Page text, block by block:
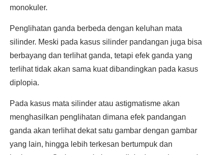
monokuler.
Penglihatan ganda berbeda dengan keluhan mata
silinder. Meski pada kasus silinder pandangan juga bisa
berbayang dan terlihat ganda, tetapi efek ganda yang
terlihat tidak akan sama kuat dibandingkan pada kasus
diplopia.
Pada kasus mata silinder atau astigmatisme akan
menghasilkan penglihatan dimana efek pandangan
ganda akan terlihat dekat satu gambar dengan gambar
yang lain, hingga lebih terkesan bertumpuk dan